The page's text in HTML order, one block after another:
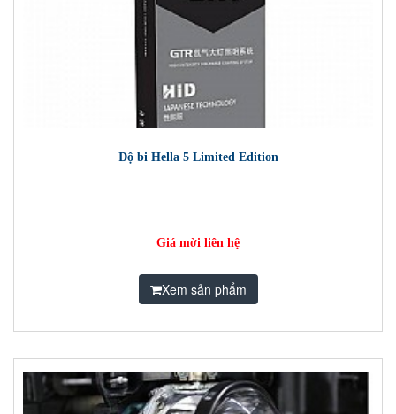
Độ bi Hella 5 Limited Edition
Giá mời liên hệ
Xem sản phẩm